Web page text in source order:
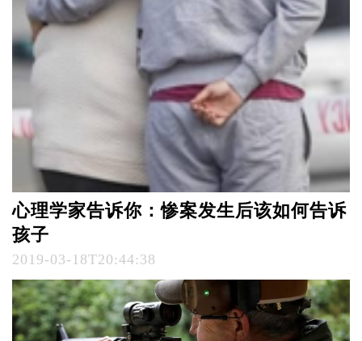
心理学家告诉你：惨案发生后该如何告诉
孩子
2019-03-18T20:44:38